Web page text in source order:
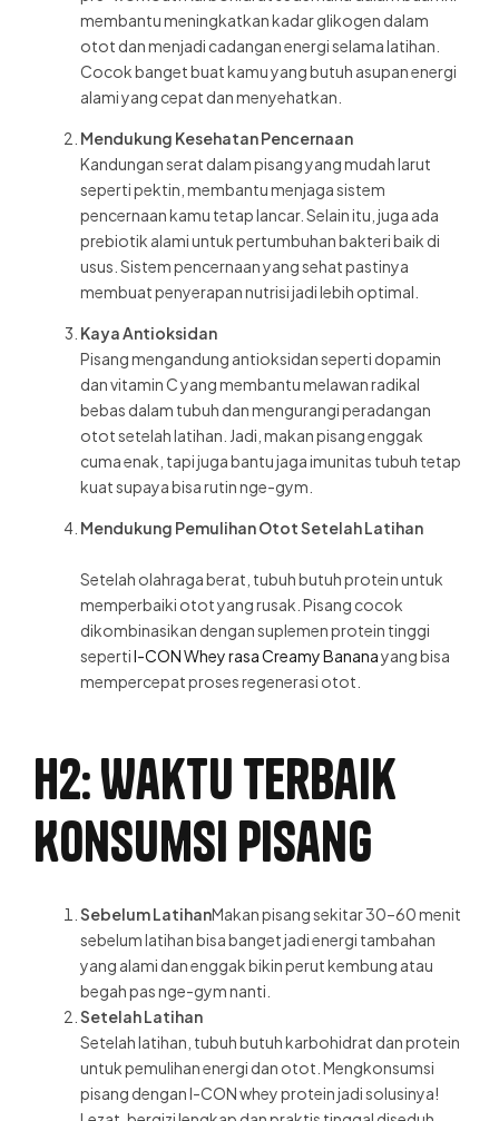
membantu meningkatkan kadar glikogen dalam
otot dan menjadi cadangan energi selama latihan.
Cocok banget buat kamu yang butuh asupan energi
alami yang cepat dan menyehatkan.
Mendukung Kesehatan Pencernaan
Kandungan serat dalam pisang yang mudah larut
seperti pektin, membantu menjaga sistem
pencernaan kamu tetap lancar. Selain itu, juga ada
prebiotik alami untuk pertumbuhan bakteri baik di
usus. Sistem pencernaan yang sehat pastinya
membuat penyerapan nutrisi jadi lebih optimal.
Kaya Antioksidan
Pisang mengandung antioksidan seperti dopamin
dan vitamin C yang membantu melawan radikal
bebas dalam tubuh dan mengurangi peradangan
otot setelah latihan. Jadi, makan pisang enggak
cuma enak, tapi juga bantu jaga imunitas tubuh tetap
kuat supaya bisa rutin nge-gym.
Mendukung Pemulihan Otot Setelah Latihan
Setelah olahraga berat, tubuh butuh protein untuk
memperbaiki otot yang rusak. Pisang cocok
dikombinasikan dengan suplemen protein tinggi
sepertiI-CON Whey rasa Creamy Bananayang bisa
mempercepat proses regenerasi otot.
H2: Waktu Terbaik
Konsumsi Pisang
Sebelum LatihanMakan pisang sekitar 30–60 menit
sebelum latihan bisa banget jadi energi tambahan
yang alami dan enggak bikin perut kembung atau
begah pas nge-gym nanti.
Setelah Latihan
Setelah latihan, tubuh butuh karbohidrat dan protein
untuk pemulihan energi dan otot. Mengkonsumsi
pisang dengan I-CON whey protein jadi solusinya!